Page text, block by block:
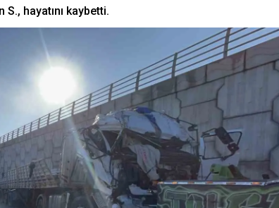
S., hayatını kaybetti.